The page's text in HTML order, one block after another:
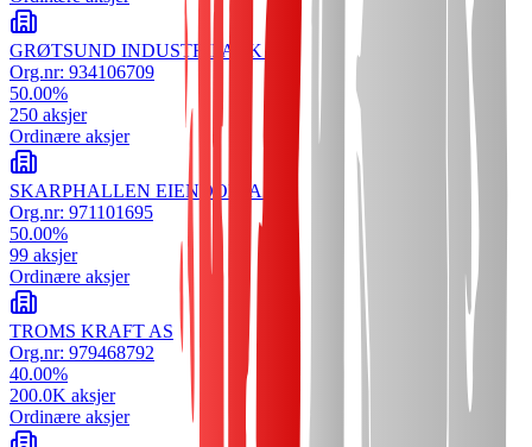
GRØTSUND INDUSTRIPARK AS
Org.nr: 934106709
50.00%
250 aksjer
Ordinære aksjer
SKARPHALLEN EIENDOM AS
Org.nr: 971101695
50.00%
99 aksjer
Ordinære aksjer
TROMS KRAFT AS
Org.nr: 979468792
40.00%
200.0K aksjer
Ordinære aksjer